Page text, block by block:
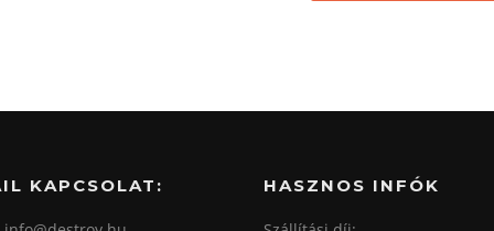
KAPCSOLAT: HASZNOS INFÓK